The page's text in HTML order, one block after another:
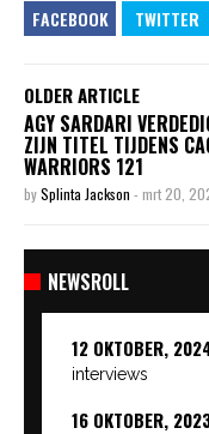
OLDER ARTICLE
AGY SARDARI
ZIJN TITEL TIJDENS
WARRIORS 121
bySplinta Jackson - mrt 20,
NEWSROLL
12 OKTOBER,
interviews
16 OKTOBER,